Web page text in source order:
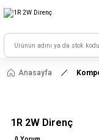
Anasayfa
1R 2W Direnç